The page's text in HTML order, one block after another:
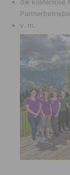
die kostenlose
v. m.